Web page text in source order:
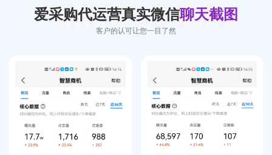
爱采购代运营真实微信聊天截图
客户的认可让您一目了然
MIKEIDEA